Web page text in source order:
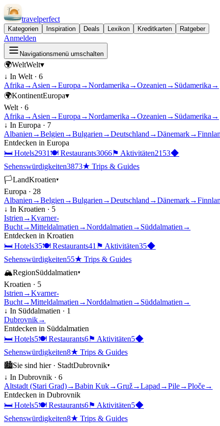
travelperfect
Kategorien Inspiration Deals Lexikon Kreditkarten Ratgeber
Anmelden
Navigationsmenü umschalten
🌍WeltWelt▾
↓ In Welt · 6
Afrika → Asien →Europa →Nordamerika →Ozeanien → Südamerika →
🌍KontinentEuropa▾
Welt · 6
Afrika → Asien →Europa →Nordamerika →Ozeanien → Südamerika →
↓ In Europa · 7
Albanien →Belgien →Bulgarien →Deutschland →Dänemark→
Entdecken in Europa
🛏 Hotels2931 🍽 Restaurants3066⚑ Aktivitäten2153◆
Sehenswürdigkeiten3873★ Trips & Guides
🏳LandKroatien▾
Europa · 28
Albanien →Belgien →Bulgarien →Deutschland →Dänemark→
↓ In Kroatien · 5
Istrien →Kvarner-
Bucht→Mitteldalmatien →Norddalmatien → Süddalmatien →
Entdecken in Kroatien
🛏 Hotels35🍽 Restaurants41 ⚑ Aktivitäten35◆
Sehenswürdigkeiten55★ Trips & Guides
🏔RegionSüddalmatien▾
Kroatien · 5
Istrien →Kvarner-
Bucht→Mitteldalmatien →Norddalmatien → Süddalmatien →
↓ In Süddalmatien · 1
Dubrovnik→
Entdecken in Süddalmatien
🛏 Hotels5🍽 Restaurants6⚑ Aktivitäten5◆
Sehenswürdigkeiten8★ Trips & Guides
🏙Sie sind hier · StadtDubrovnik▾
↓ In Dubrovnik · 6
Altstadt (Stari Grad)→Babin Kuk→Gruž→Lapad →Pile→Ploče→
Entdecken in Dubrovnik
🛏 Hotels5🍽 Restaurants6⚑ Aktivitäten5◆
Sehenswürdigkeiten8★ Trips & Guides